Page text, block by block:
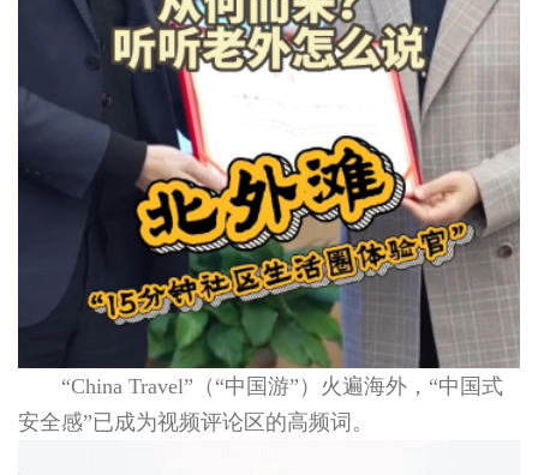
“China Travel”（“中国游”）火遍海外，“中国式
安全感”已成为视频评论区的高频词。